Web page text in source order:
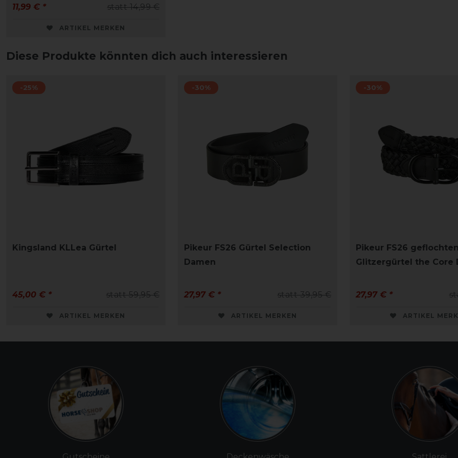
statt 14,99 €
11,99 € *
ARTIKEL MERKEN
Diese Produkte könnten dich auch interessieren
-25%
Kingsland KLLea Gürtel
statt 59,95 €
45,00 € *
ARTIKEL MERKEN
-30%
Pikeur FS26 Gürtel Selection
Damen
statt 39,95 €
27,97 € *
ARTIKEL MERKEN
-30%
Pikeur FS26
Glitzergürtel the Core
27,97 € *
ARTIKEL